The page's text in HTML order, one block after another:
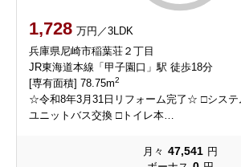
1,728 万円／3LDK
兵庫県尼崎市稲葉荘２丁目
JR東海道本線「甲子園口」駅 徒歩18分
[専有面積] 78.75m2
☆令和8年3月31日リフォーム完了☆ □システ
ユニットバス交換 □トイレ本…
月々 47,541 円